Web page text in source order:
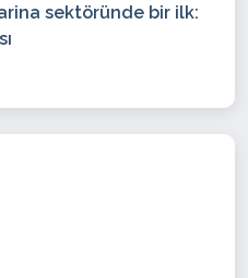
sektöründe bir ilk: